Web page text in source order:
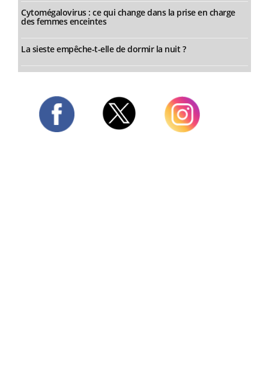
Cytomégalovirus : ce qui change dans la prise en charge
des femmes enceintes
La sieste empêche-t-elle de dormir la nuit ?